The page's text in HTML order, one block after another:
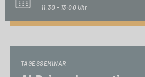
11:30 - 13:00 Uhr
TAGESSEMINAR